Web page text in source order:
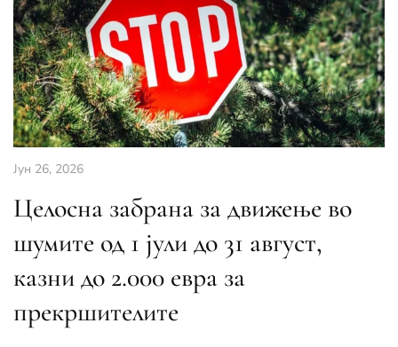
Јун 26, 2026
Целосна забрана за движење во
шумите од 1 јули до 31 август,
казни до 2.000 евра за
прекршителите